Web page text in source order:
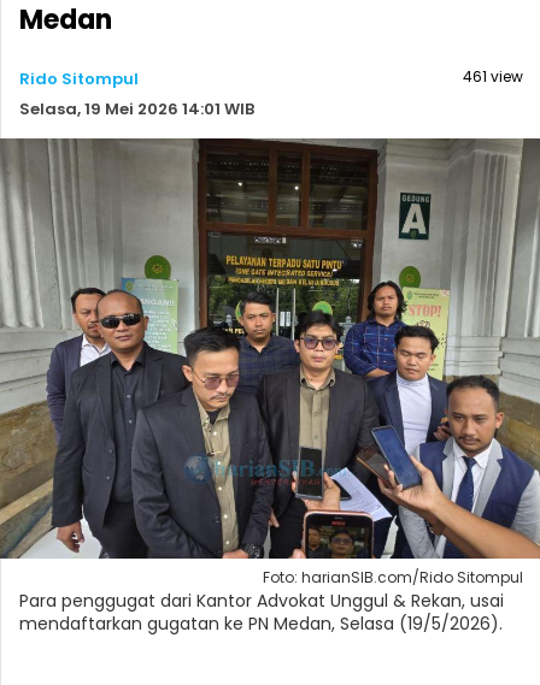
Medan
Rido Sitompul
Selasa, 19 Mei 2026 14:01 WIB
461 view
Foto: harianSIB.com/Rido Sitompul
Para penggugat dari Kantor Advokat Unggul & Rekan, usai
mendaftarkan gugatan ke PN Medan, Selasa (19/5/2026).